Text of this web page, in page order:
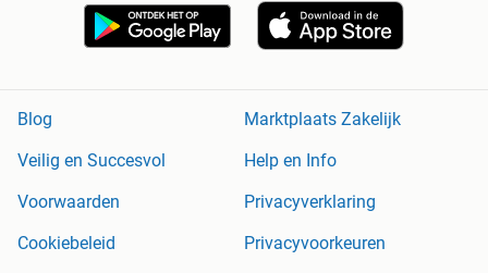
Blog
Marktplaats Zakelijk
Veilig en Succesvol
Help en Info
Voorwaarden
Privacyverklaring
Cookiebeleid
Privacyvoorkeuren